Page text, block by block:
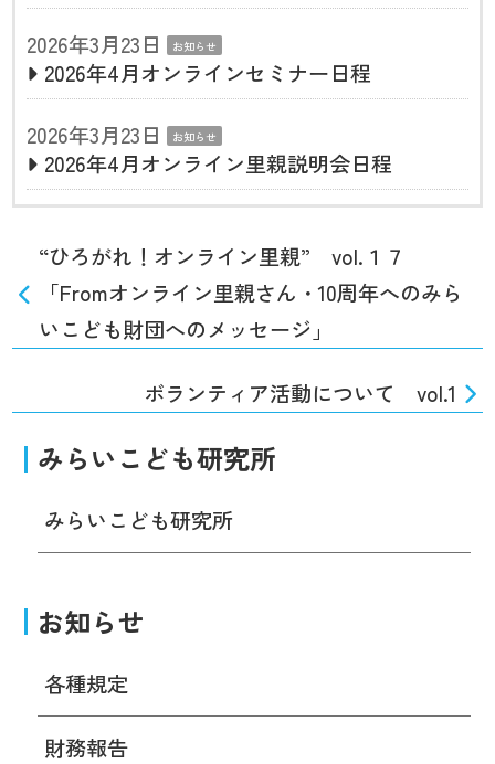
2026年3月23日
お知らせ
2026年4月オンラインセミナー日程
2026年3月23日
お知らせ
2026年4月オンライン里親説明会日程
“ひろがれ！オンライン里親” vol.１７
「Fromオンライン里親さん・10周年へのみら
いこども財団へのメッセージ」
ボランティア活動について vol.1
みらいこども研究所
みらいこども研究所
お知らせ
各種規定
財務報告